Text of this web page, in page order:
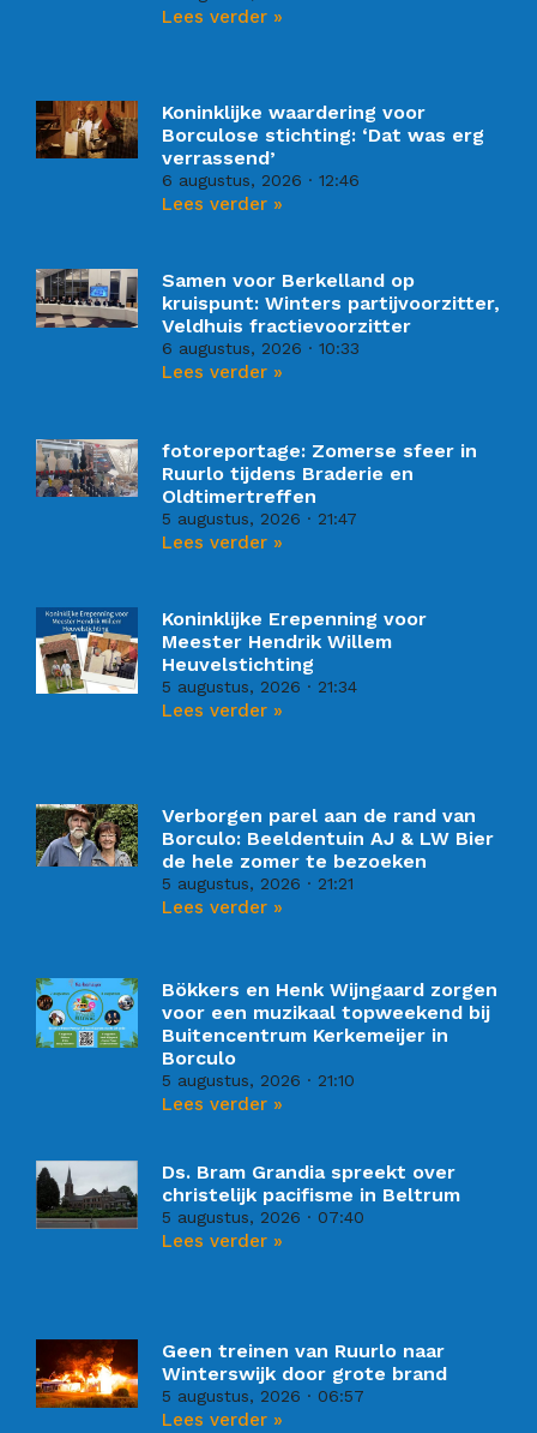
Lees verder »
Koninklijke waardering voor
Borculose stichting: ‘Dat was erg
verrassend’
6 augustus, 2026 12:46
Lees verder »
Samen voor Berkelland op
kruispunt: Winters partijvoorzitter,
Veldhuis fractievoorzitter
6 augustus, 2026 10:33
Lees verder »
fotoreportage: Zomerse sfeer in
Ruurlo tijdens Braderie en
Oldtimertreffen
5 augustus, 2026 21:47
Lees verder »
Koninklijke Erepenning voor
Meester Hendrik Willem
Heuvelstichting
5 augustus, 2026 21:34
Lees verder »
Verborgen parel aan de rand van
Borculo: Beeldentuin AJ & LW Bier
de hele zomer te bezoeken
5 augustus, 2026 21:21
Lees verder »
Bökkers en Henk Wijngaard zorgen
voor een muzikaal topweekend bij
Buitencentrum Kerkemeijer in
Borculo
5 augustus, 2026 21:10
Lees verder »
Ds. Bram Grandia spreekt over
christelijk pacifisme in Beltrum
5 augustus, 2026 07:40
Lees verder »
Geen treinen van Ruurlo naar
Winterswijk door grote brand
5 augustus, 2026 06:57
Lees verder »